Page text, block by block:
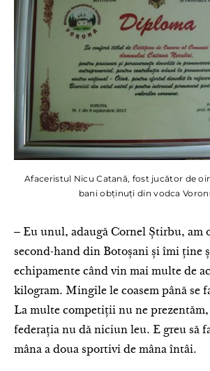
Afaceristul Nicu Catană, fost jucător de
bani obținuți din vodca
‒ Eu unul, adaugă Cornel Știrbu, am
second-hand din Botoșani și îmi ține
echipamente când vin mai multe de
kilogram. Mingile le coasem până se
La multe competiții nu ne prezentăm,
federația nu dă niciun leu. E greu să
mâna a doua sportivi de mâna întâi.